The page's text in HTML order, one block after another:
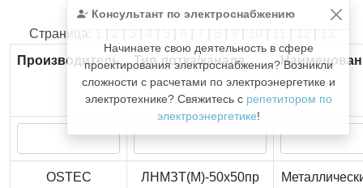
Консультант по электроснабжению
Начинаете свою деятельность в сфере
проектирования электроснабжения? Возникли
сложности с расчетами по электроэнергетике и
электротехнике? Свяжитесь с репетитором по
электроэнергетике!
Найдено366из366записей.
Страница: 1 | 2 | 3 | 4 | 5 | 6 | 7 | 8 | 9 | 10 | 11 | 12 | 13
Производитель
Тип лотка/канала
OSTEC ЛНМЗТ(М)-50x50пр